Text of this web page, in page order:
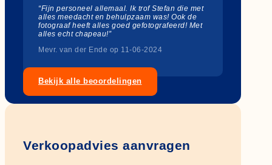
“Fijn personeel allemaal. Ik trof Stefan die met
alles meedacht en behulpzaam was! Ook de
fotograaf heeft alles goed gefotografeerd! Met
alles echt chapeau!”
Mevr. van der Ende op 11-06-2024
Bekijk alle beoordelingen
Verkoopadvies aanvragen